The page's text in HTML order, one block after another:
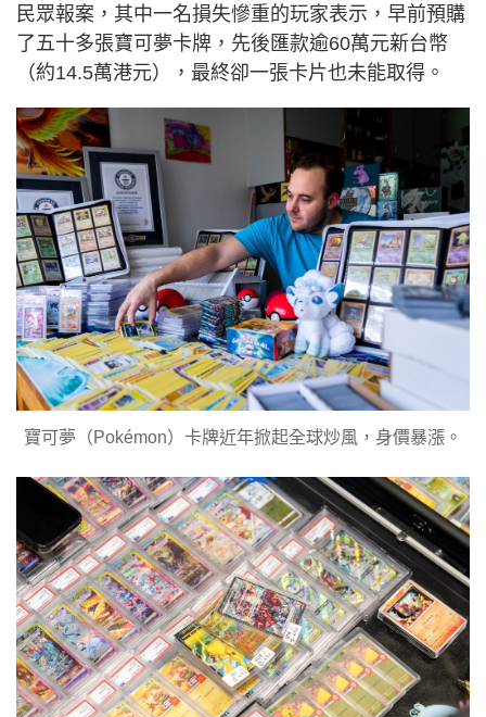
民眾報案，其中一名損失慘重的玩家表示，早前預購
了五十多張寶可夢卡牌，先後匯款逾60萬元新台幣
（約14.5萬港元），最終卻一張卡片也未能取得。
寶可夢（Pokémon）卡牌近年掀起全球炒風，身價暴漲。